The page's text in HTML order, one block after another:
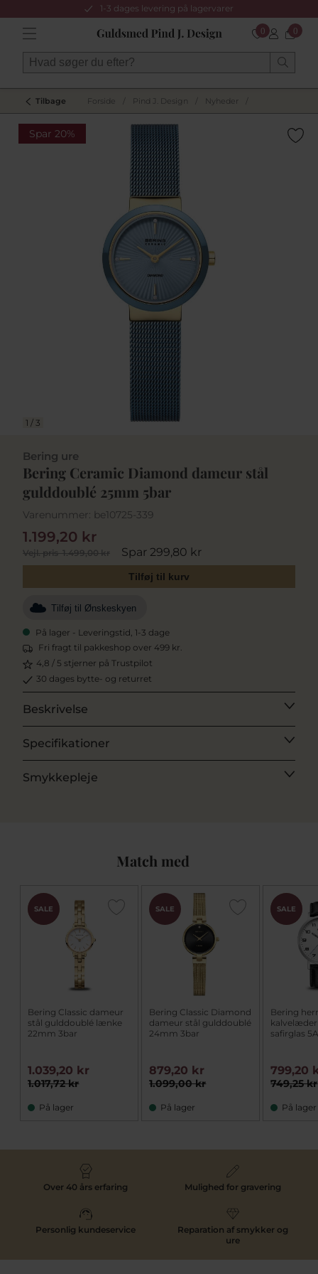
1-3 dages levering på lagervarer
0 0
Tilbage Forside Pind J. Design Nyheder
Spar 20%
1 / 3
Bering ure
Bering Ceramic Diamond dameur stål
gulddoublé 25mm 5bar
Varenummer: be10725-339
Vejl. pris1.499,00 kr Spar 299,80 kr
1.199,20 kr
Tilføj til kurv
Tilføj til Ønskeskyen
På lager - Leveringstid, 1-3 dage
Fri fragt til pakkeshop over 499 kr.
4,8 / 5 stjerner på Trustpilot
30 dages bytte- og returret
Beskrivelse
Specifikationer
Smykkepleje
Match med
PRIS
SALE
Bering Classic dameur
stål gulddoublé lænke
22mm 3bar
1.017,72 kr
1.039,20 kr
På lager
SALE
Bering Classic Diamond
dameur stål gulddoublé
24mm 3bar
1.099,00 kr
879,20 kr
På lager
PRIS
SALE
Bering
safirglas
749,25 kr
799,20
På lager
Over 40 års erfaring Mulighed for gravering
Personlig kundeservice
Reparation af smykker og
ure